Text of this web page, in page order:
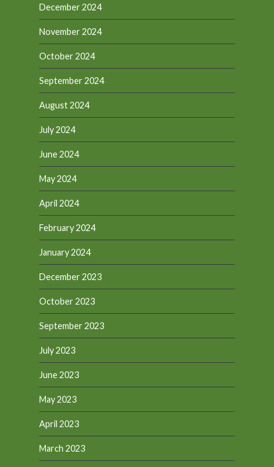
December 2024
November 2024
October 2024
September 2024
August 2024
July 2024
June 2024
May 2024
April 2024
February 2024
January 2024
December 2023
October 2023
September 2023
July 2023
June 2023
May 2023
April 2023
March 2023